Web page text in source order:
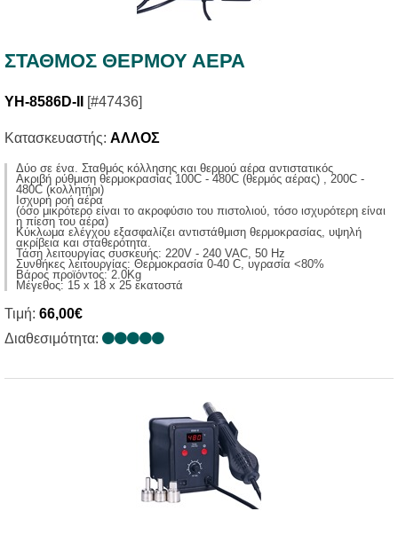
ΣΤΑΘΜOΣ ΘΕΡΜΟΥ ΑΕΡΑ
YH-8586D-II [#47436]
Κατασκευαστής: ΑΛΛΟΣ
Δύο σε ένα. Σταθμός κόλλησης και θερμού αέρα αντιστατικός
Aκριβή ρύθμιση θερμοκρασίας 100C - 480C (θερμός αέρας) , 200C -
480C (κολλητήρι)
Ισχυρή ροή αέρα
(όσο μικρότερο είναι το ακροφύσιο του πιστολιού, τόσο ισχυρότερη είναι
η πίεση του αέρα)
Κύκλωμα ελέγχου εξασφαλίζει αντιστάθμιση θερμοκρασίας, υψηλή
ακρίβεια και σταθερότητα.
Τάση λειτουργίας συσκευής: 220V - 240 VAC, 50 Ηz
Συνθήκες λειτουργίας: Θερμοκρασία 0-40 C, υγρασία <80%
Βάρος προϊόντος: 2.0Kg
Μέγεθος: 15 x 18 x 25 εκατοστά
Τιμή: 66,00€
Διαθεσιμότητα: